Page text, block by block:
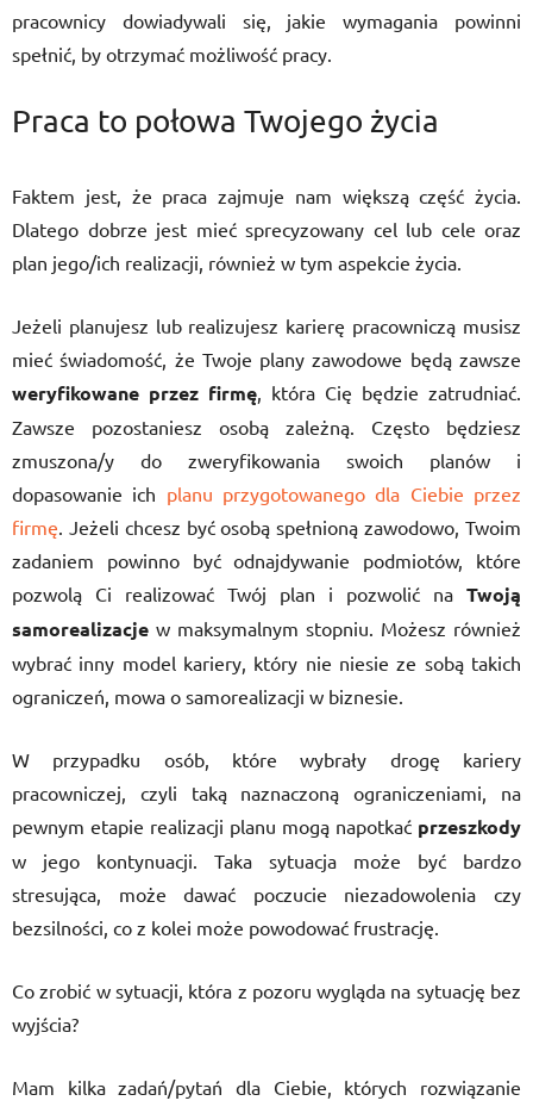
pracownicy dowiadywali się, jakie wymagania powinni
spełnić, by otrzymać możliwość pracy.
Praca to połowa Twojego życia
Faktem jest, że praca zajmuje nam większą część życia.
Dlatego dobrze jest mieć sprecyzowany cel lub cele oraz
plan jego/ich realizacji, również w tym aspekcie życia.
Jeżeli planujesz lub realizujesz karierę pracowniczą musisz
mieć świadomość, że Twoje plany zawodowe będą zawsze
weryfikowane przez firmę, która Cię będzie zatrudniać.
Zawsze pozostaniesz osobą zależną. Często będziesz
zmuszona/y do zweryfikowania swoich planów i
dopasowanie ich planu przygotowanego dla Ciebie przez
firmę. Jeżeli chcesz być osobą spełnioną zawodowo, Twoim
zadaniem powinno być odnajdywanie podmiotów, które
pozwolą Ci realizować Twój plan i pozwolić na Twoją
samorealizacje w maksymalnym stopniu. Możesz również
wybrać inny model kariery, który nie niesie ze sobą takich
ograniczeń, mowa o samorealizacji w biznesie.
W przypadku osób, które wybrały drogę kariery
pracowniczej, czyli taką naznaczoną ograniczeniami, na
pewnym etapie realizacji planu mogą napotkać przeszkody
w jego kontynuacji. Taka sytuacja może być bardzo
stresująca, może dawać poczucie niezadowolenia czy
bezsilności, co z kolei może powodować frustrację.
Co zrobić w sytuacji, która z pozoru wygląda na sytuację bez
wyjścia?
Mam kilka zadań/pytań dla Ciebie, których rozwiązanie